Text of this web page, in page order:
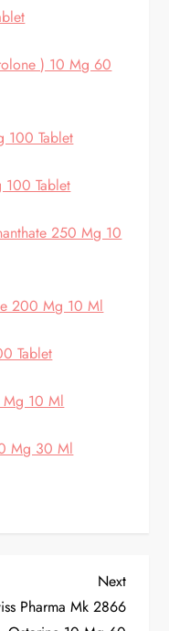
) 10 Mg 60
100 Tablet
Tablet
250 Mg 10
200 Mg 10 Ml
Tablet
Mg 10 Ml
Mg 30 Ml
Next
Post
Next
Pharma Mk 2866